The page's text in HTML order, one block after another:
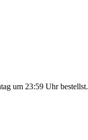
um 23:59 Uhrbestellst.